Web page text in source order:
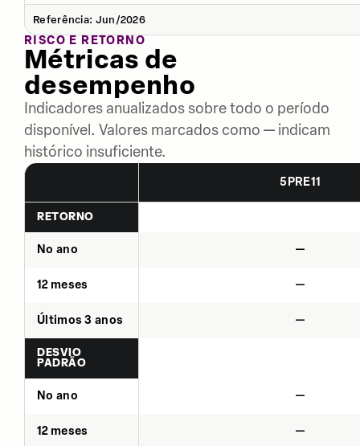
Referência: Jun/2026
RISCO E RETORNO
Métricas de
desempenho
Indicadores anualizados sobre todo o período
disponível. Valores marcados como — indicam
histórico insuficiente.
5PRE11
RETORNO
No ano —
12 meses —
Últimos 3 anos —
DESVIO
PADRÃO
No ano —
12 meses —